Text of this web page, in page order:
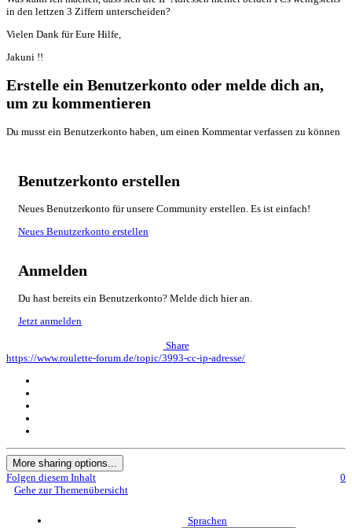
in den lettzen 3 Ziffern unterscheiden?
Vielen Dank für Eure Hilfe,
Jakuni !!
Erstelle ein Benutzerkonto oder melde dich an,
um zu kommentieren
Du musst ein Benutzerkonto haben, um einen Kommentar verfassen zu können
Benutzerkonto erstellen
Neues Benutzerkonto für unsere Community erstellen. Es ist einfach!
Neues Benutzerkonto erstellen
Anmelden
Du hast bereits ein Benutzerkonto? Melde dich hier an.
Jetzt anmelden
Share
https://www.roulette-forum.de/topic/3993-cc-ip-adresse/
More sharing options...
Folgen diesem Inhalt
0
Gehe zur Themenübersicht
Sprachen